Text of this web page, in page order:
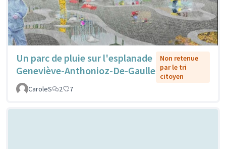
Un parc de pluie sur l'esplanade
Geneviève-Anthonioz-De-Gaulle
Non retenue
par le tri
citoyen
CaroleS
2 7